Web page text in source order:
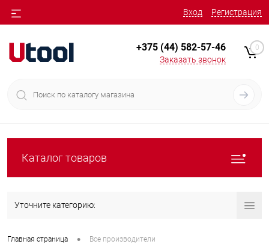
Вход Регистрация
+375 (44) 582-57-46
Заказать звонок
0
Каталог товаров
Уточните категорию:
Главная страница • Все производители